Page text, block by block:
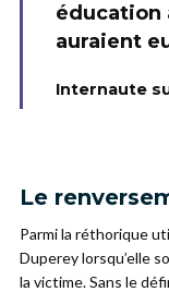
éducation
auraient
Internaute
Le
Parmi la réthorique
Duperey lorsqu’elle
la victime. Sans le